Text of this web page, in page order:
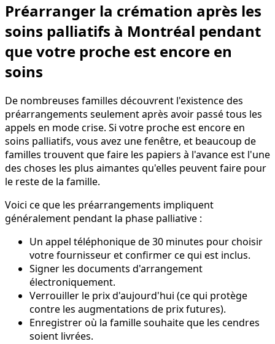
Préarranger la crémation après les
soins palliatifs à Montréal pendant
que votre proche est encore en
soins
De nombreuses familles découvrent l'existence des
préarrangements seulement après avoir passé tous les
appels en mode crise. Si votre proche est encore en
soins palliatifs, vous avez une fenêtre, et beaucoup de
familles trouvent que faire les papiers à l'avance est l'une
des choses les plus aimantes qu'elles peuvent faire pour
le reste de la famille.
Voici ce que les préarrangements impliquent
généralement pendant la phase palliative :
Un appel téléphonique de 30 minutes pour choisir
votre fournisseur et confirmer ce qui est inclus.
Signer les documents d'arrangement
électroniquement.
Verrouiller le prix d'aujourd'hui (ce qui protège
contre les augmentations de prix futures).
Enregistrer où la famille souhaite que les cendres
soient livrées.